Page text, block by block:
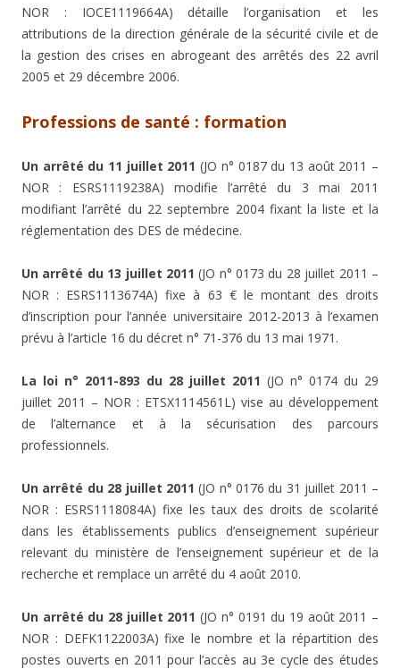
NOR : IOCE1119664A) détaille l’organisation et les
attributions de la direction générale de la sécurité civile et de
la gestion des crises en abrogeant des arrêtés des 22 avril
2005 et 29 décembre 2006.
Professions de santé : formation
Un arrêté du 11 juillet 2011 (JO n° 0187 du 13 août 2011 –
NOR : ESRS1119238A) modifie l’arrêté du 3 mai 2011
modifiant l’arrêté du 22 septembre 2004 fixant la liste et la
réglementation des DES de médecine.
Un arrêté du 13 juillet 2011 (JO n° 0173 du 28 juillet 2011 –
NOR : ESRS1113674A) fixe à 63 € le montant des droits
d’inscription pour l’année universitaire 2012-2013 à l’examen
prévu à l’article 16 du décret n° 71-376 du 13 mai 1971.
La loi n° 2011-893 du 28 juillet 2011 (JO n° 0174 du 29
juillet 2011 – NOR : ETSX1114561L) vise au développement
de l’alternance et à la sécurisation des parcours
professionnels.
Un arrêté du 28 juillet 2011 (JO n° 0176 du 31 juillet 2011 –
NOR : ESRS1118084A) fixe les taux des droits de scolarité
dans les établissements publics d’enseignement supérieur
relevant du ministère de l’enseignement supérieur et de la
recherche et remplace un arrêté du 4 août 2010.
Un arrêté du 28 juillet 2011 (JO n° 0191 du 19 août 2011 –
NOR : DEFK1122003A) fixe le nombre et la répartition des
postes ouverts en 2011 pour l’accès au 3e cycle des études